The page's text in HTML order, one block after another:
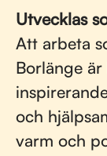
Utvecklas
Att arbeta
Borlänge
och
varm och